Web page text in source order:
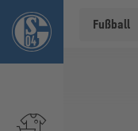
Fußball